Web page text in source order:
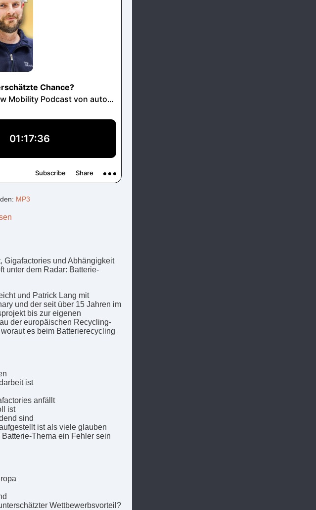
MP3
Gigafactories und Abhängigkeit
unter dem Radar: Batterie-
und Patrick Lang mit
und der seit über 15 Jahren im
bis zur eigenen
der europäischen Recycling-
es beim Batterierecycling
ist
anfällt
ist
sind
ist als viele glauben
Thema ein Fehler sein
Wettbewerbsvorteil?